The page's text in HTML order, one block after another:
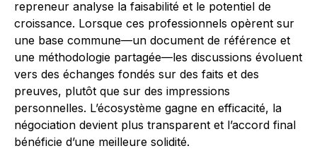
repreneur analyse la faisabilité et le potentiel de
croissance. Lorsque ces professionnels opèrent sur
une base commune—un document de référence et
une méthodologie partagée—les discussions évoluent
vers des échanges fondés sur des faits et des
preuves, plutôt que sur des impressions
personnelles. L’écosystème gagne en efficacité, la
négociation devient plus transparent et l’accord final
bénéficie d’une meilleure solidité.